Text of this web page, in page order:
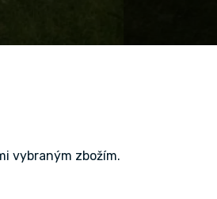
vybraným zbožím.